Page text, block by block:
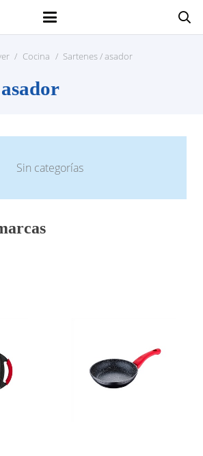
/ Cocina / Sartenes / asador
Sin categorías